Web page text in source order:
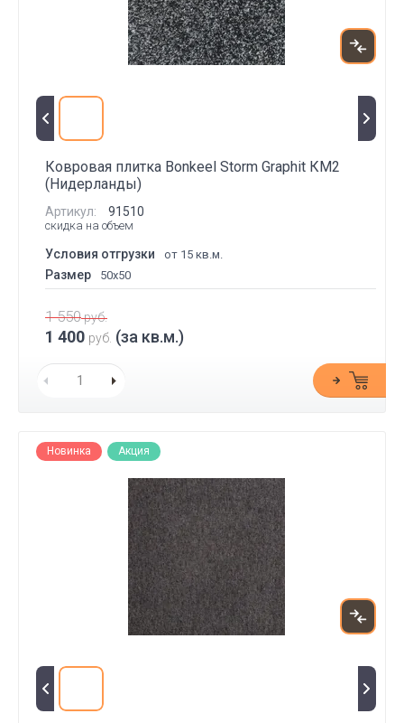
Ковровая плитка Bonkeel Storm Graphit КМ2
(Нидерланды)
Артикул: 91510
скидка на объем
Условия отгрузки от 15 кв.м.
Размер 50x50
1 550руб.
1 400 руб. (за кв.м.)
Новинка Акция